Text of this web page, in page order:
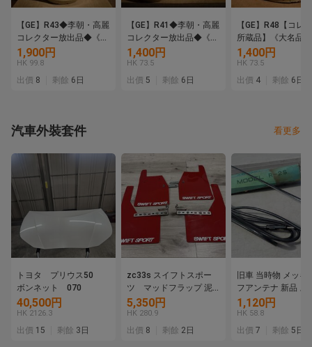
【GE】R43◆李朝・高麗
コレクター放出品◆《大
名品》時代 李朝白磁壺/
中国美術 中国古玩 朝鮮
韓国 壷 骨董品 時代品 美
1,900円
HK 99.8
出價 8 剩餘 6日
【GE】R41◆李朝・高麗
コレクター放出品◆《大
名品》時代 李朝染付雲
鶴紋花瓶/中国美術 中国
古玩 花器 骨董品 時代品
1,400円
HK 73.5
出價 5 剩餘 6日
【GE】R48【コレ
所蔵品】《大名品
陶釣鐘/中国美術 中
玩 朝鮮 韓国 陶器
鈴 骨董品 時代品 美
1,400円
HK 73.5
出價 4 剩餘 6日
汽車外裝套件 看更多
トヨタ プリウス50
ボンネット 070
40,500円
HK 2126.3
出價 15 剩餘 3日
zc33s スイフトスポー
ツ マッドフラップ 泥
除け
5,350円
HK 280.9
出價 8 剩餘 2日
旧車 当時物 メッキ
フアンテナ 新品 ス
フロンテ クーペ
LC10W セルボ
すゞ ベレット GT
1,120円
HK 58.8
出價 7 剩餘 5日